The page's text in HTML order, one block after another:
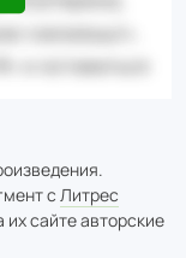
с Литрес
сайте авторские